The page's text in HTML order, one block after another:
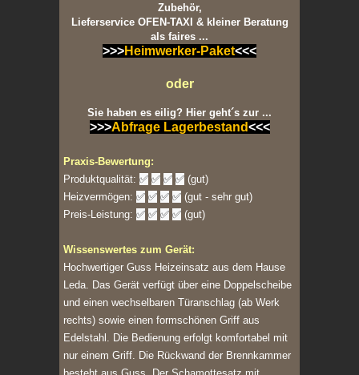
Zubehör,
Lieferservice OFEN-TAXI & kleiner Beratung
als faires ...
>>>Heimwerker-Paket<<<
oder
Sie haben es eilig? Hier geht´s zur ...
>>>Abfrage Lagerbestand<<<
Praxis-Bewertung:
Produktqualität: ✅ ✅ ✅ ✅ (gut)
Heizvermögen: ✅ ✅ ✅ ✅ (gut - sehr gut)
Preis-Leistung: ✅ ✅ ✅ ✅ (gut)
Wissenswertes zum Gerät:
Hochwertiger Guss Heizeinsatz aus dem Hause
Leda. Das Gerät verfügt über eine Doppelscheibe
und einen wechselbaren Türanschlag (ab Werk
rechts) sowie einen formschönen Griff aus
Edelstahl. Die Bedienung erfolgt komfortabel mit
nur einem Griff. Die Rückwand der Brennkammer